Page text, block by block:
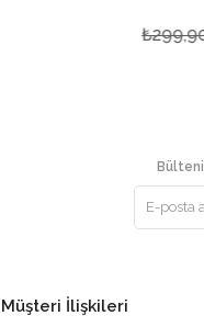
₺209,90
Müşteri İlişkileri